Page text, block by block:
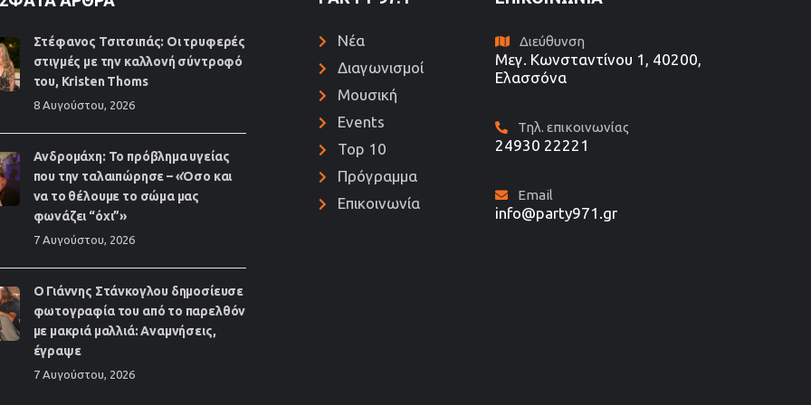
Στέφανος Τσιτσιπάς: Οι τρυφερές
στιγμές με την καλλονή σύντροφό
του, Kristen Thoms
8 Αυγούστου, 2026
Ανδρομάχη: Το πρόβλημα υγείας
που την ταλαιπώρησε – «Όσο και
να το θέλουμε το σώμα μας
φωνάζει “όχι”»
7 Αυγούστου, 2026
Ο Γιάννης Στάνκογλου δημοσίευσε
φωτογραφία του από το παρελθόν
με μακριά μαλλιά: Αναμνήσεις,
έγραψε
7 Αυγούστου, 2026
Νέα
Διαγωνισμοί
Μουσική
Events
Top 10
Πρόγραμμα
Επικοινωνία
Διεύθυνση
Μεγ. Κωνσταντίνου 1, 40200,
Ελασσόνα
Τηλ. επικοινωνίας
24930 22221
Email
info@party971.gr